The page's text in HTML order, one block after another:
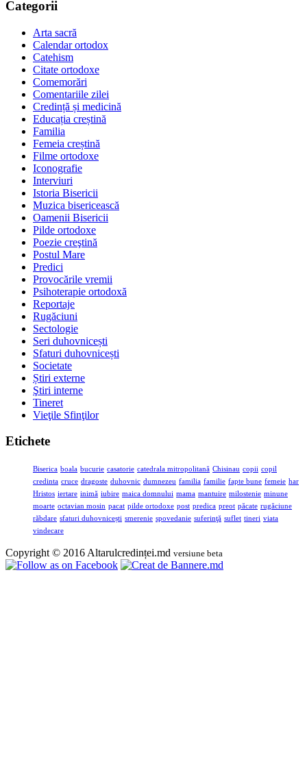
Categorii
Arta sacră
Calendar ortodox
Catehism
Citate ortodoxe
Comemorări
Comentariile zilei
Credință și medicină
Educația creștină
Familia
Femeia creștină
Filme ortodoxe
Iconografie
Interviuri
Istoria Bisericii
Muzica bisericească
Oamenii Bisericii
Pilde ortodoxe
Poezie creştină
Postul Mare
Predici
Provocările vremii
Psihoterapie ortodoxă
Reportaje
Rugăciuni
Sectologie
Seri duhovnicești
Sfaturi duhovnicești
Societate
Știri externe
Ştiri interne
Tineret
Vieţile Sfinţilor
Etichete
Biserica boala bucurie casatorie catedrala mitropolitană Chisinau copii copil
credinta cruce dragoste duhovnic dumnezeu familia familie fapte bune femeie har
Hristos iertare inimă iubire maica domnului mama mantuire milostenie minune
moarte octavian mosin pacat pilde ortodoxe post predica preot păcate rugăciune
răbdare sfaturi duhovnicești smerenie spovedanie suferinţă suflet tineri viata
vindecare
Copyright © 2016 Altarulcredinței.md versiune beta